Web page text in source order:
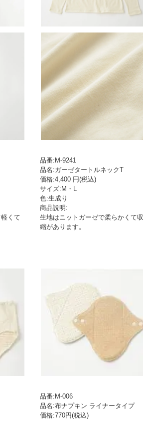
くて
品番:M-9241
品名:ガーゼタートルネックT
価格:4,400 円(税込)
サイズ:M・L
色:生成り
商品説明:
生地はニットガーゼで柔らかくて収
縮があります。
品番:M-006
品名:布ナプキン ライナータイプ
価格:770円(税込)